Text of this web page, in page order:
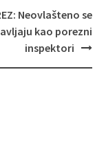
Neovlašteno se
kao porezni
inspektori